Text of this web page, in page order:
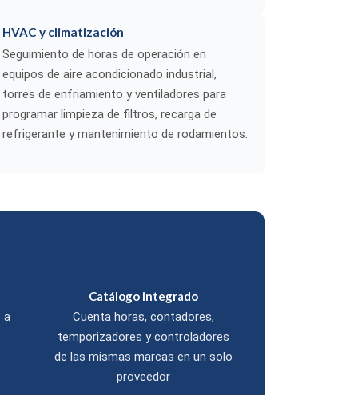
HVAC y climatización
Seguimiento de horas de operación en
equipos de aire acondicionado industrial,
torres de enfriamiento y ventiladores para
programar limpieza de filtros, recarga de
refrigerante y mantenimiento de rodamientos.
a
Catálogo integrado
Cuenta horas, contadores,
temporizadores y controladores
de las mismas marcas en un solo
proveedor